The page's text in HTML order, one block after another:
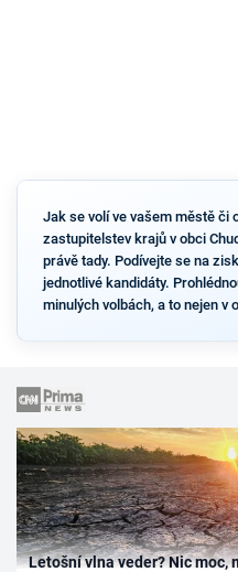
Jak se volí ve vašem městě či
zastupitelstev krajů v obci
právě tady. Podívejte se na
jednotlivé kandidáty.
minulých volbách, a to nejen v
Letošní vlna veder? Nic moc,